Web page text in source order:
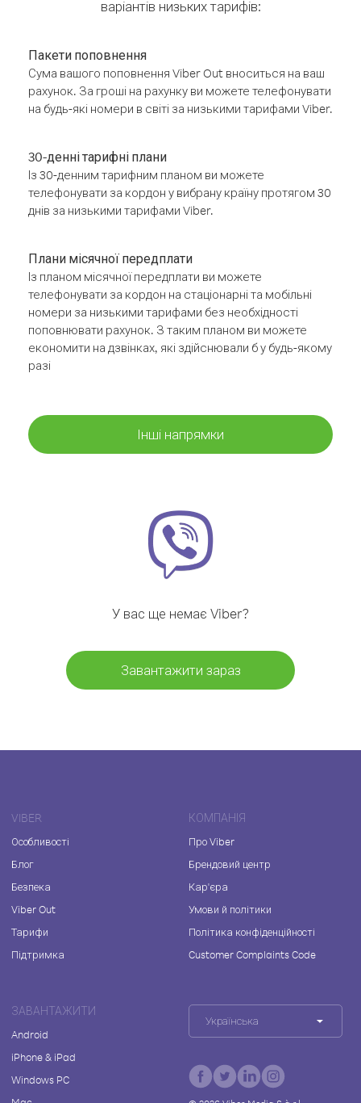
варіантів низьких тарифів:
Пакети поповнення
Сума вашого поповнення Viber Out вноситься на ваш
рахунок. За гроші на рахунку ви можете телефонувати
на будь-які номери в світі за низькими тарифами Viber.
30-денні тарифні плани
Із 30-денним тарифним планом ви можете
телефонувати за кордон у вибрану країну протягом 30
днів за низькими тарифами Viber.
Плани місячної передплати
Із планом місячної передплати ви можете
телефонувати за кордон на стаціонарні та мобільні
номери за низькими тарифами без необхідності
поповнювати рахунок. З таким планом ви можете
економити на дзвінках, які здійснювали б у будь-якому
разі
Інші напрямки
У вас ще немає Viber?
Завантажити зараз
VIBER
Особливості
Блог
Безпека
Viber Out
Тарифи
Підтримка
КОМПАНІЯ
Про Viber
Брендовий центр
Кар'єра
Умови й політики
Політика конфіденційності
Customer Complaints Code
ЗАВАНТАЖИТИ
Android
iPhone & iPad
Windows PC
Українська